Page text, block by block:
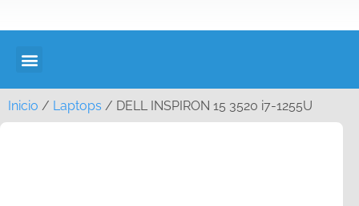
Inicio / Laptops / DELL INSPIRON 15 3520 i7-1255U